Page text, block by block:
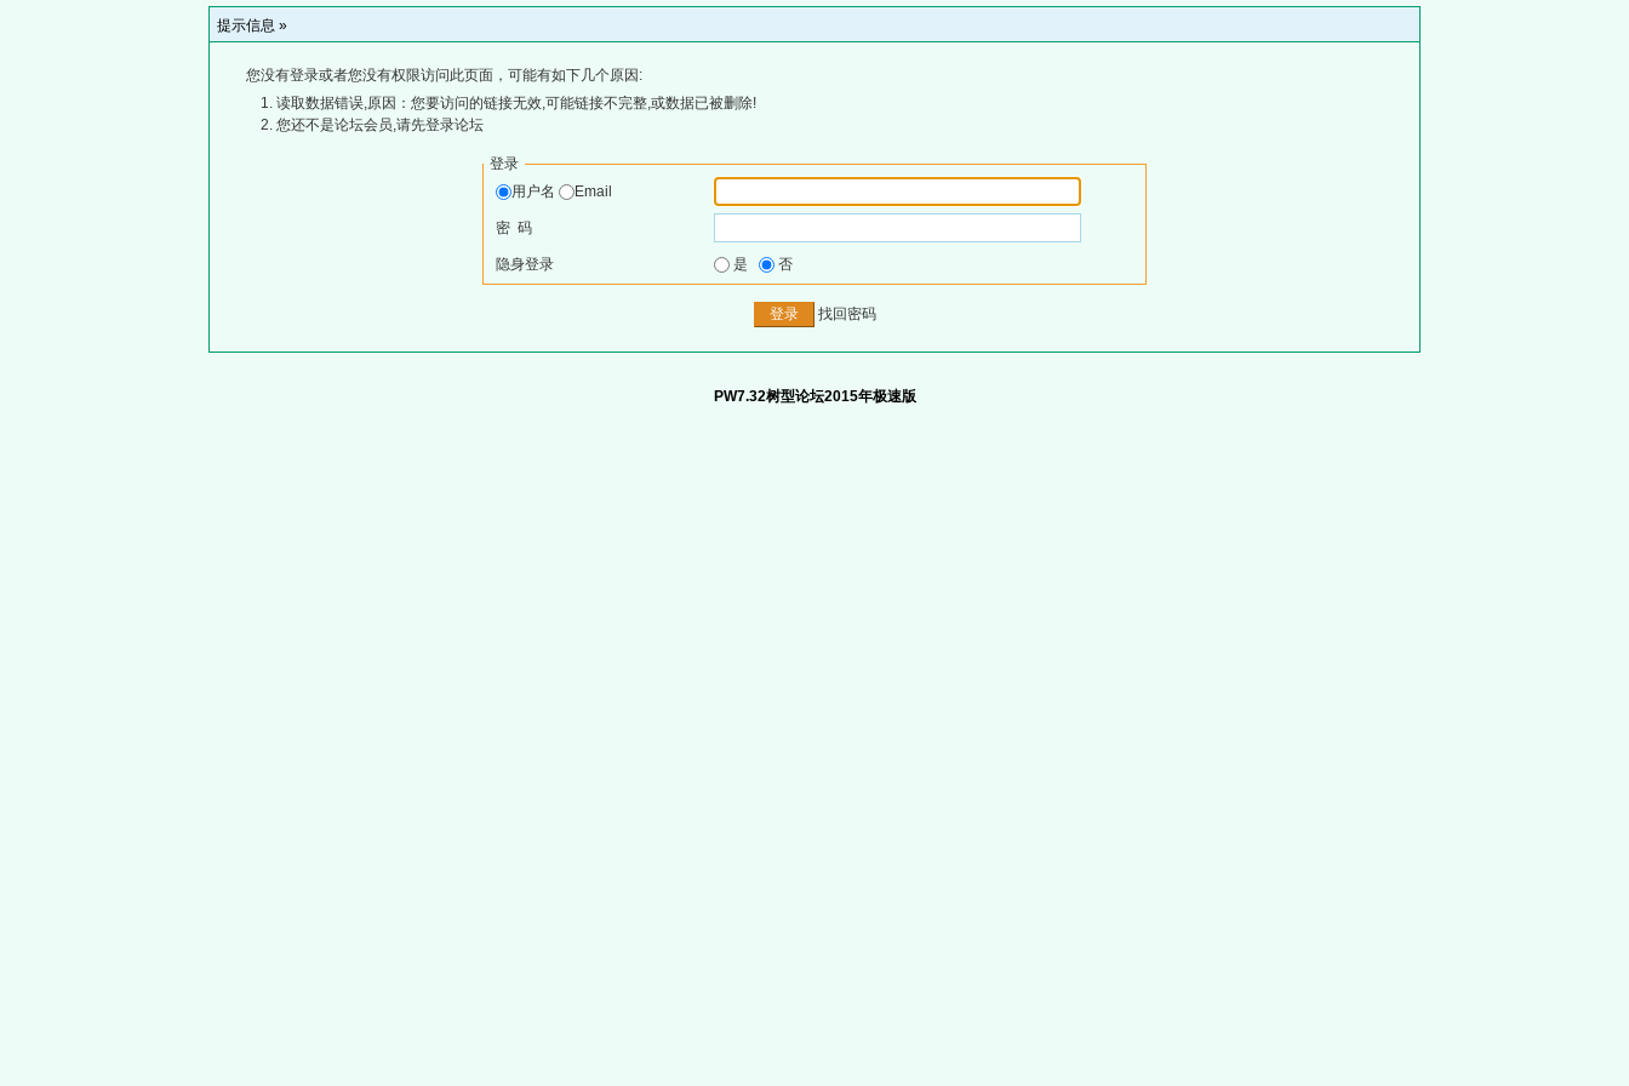
提示信息 »
您没有登录或者您没有权限访问此页面，可能有如下几个原因:
读取数据错误,原因：您要访问的链接无效,可能链接不完整,或数据已被删除!
您还不是论坛会员,请先登录论坛
登录
用户名
Email
密 码
隐身登录 是 否
找回密码
PW7.32树型论坛2015年极速版